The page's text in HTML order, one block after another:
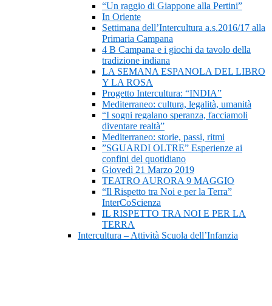
“Un raggio di Giappone alla Pertini”
In Oriente
Settimana dell’Intercultura a.s.2016/17 alla
Primaria Campana
4 B Campana e i giochi da tavolo della
tradizione indiana
LA SEMANA ESPANOLA DEL LIBRO
Y LA ROSA
Progetto Intercultura: “INDIA”
Mediterraneo: cultura, legalità, umanità
“I sogni regalano speranza, facciamoli
diventare realtà”
Mediterraneo: storie, passi, ritmi
”SGUARDI OLTRE” Esperienze ai
confini del quotidiano
Giovedì 21 Marzo 2019
TEATRO AURORA 9 MAGGIO
“Il Rispetto tra Noi e per la Terra”
InterCoScienza
IL RISPETTO TRA NOI E PER LA
TERRA
Intercultura – Attività Scuola dell’Infanzia